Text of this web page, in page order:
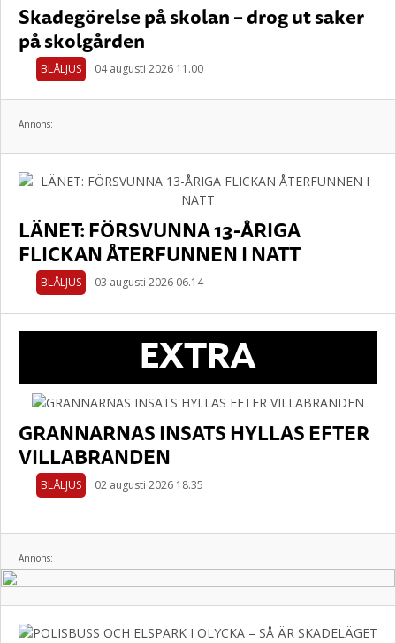
Skadegörelse på skolan – drog ut saker
på skolgården
BLÅLJUS 04 augusti 2026 11.00
Annons:
LÄNET: FÖRSVUNNA 13-ÅRIGA
FLICKAN ÅTERFUNNEN I NATT
BLÅLJUS 03 augusti 2026 06.14
EXTRA
GRANNARNAS INSATS HYLLAS EFTER
VILLABRANDEN
BLÅLJUS 02 augusti 2026 18.35
Annons: